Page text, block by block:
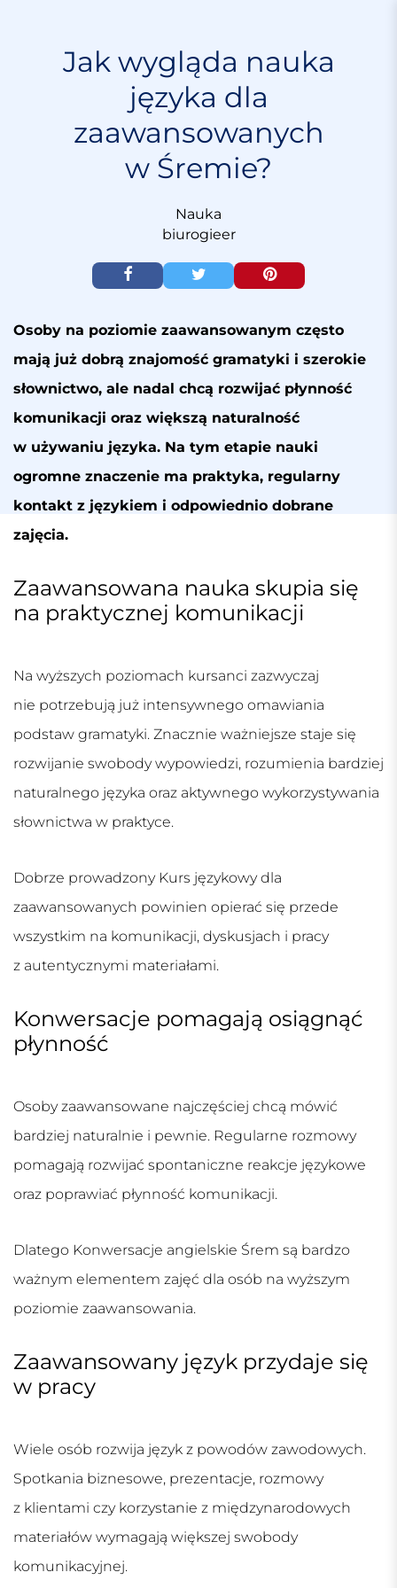
Jak wygląda nauka
języka dla
zaawansowanych
w Śremie?
Nauka
biurogieer
Osoby na poziomie zaawansowanym często
mają już dobrą znajomość gramatyki i szerokie
słownictwo, ale nadal chcą rozwijać płynność
komunikacji oraz większą naturalność
w używaniu języka. Na tym etapie nauki
ogromne znaczenie ma praktyka, regularny
kontakt z językiem i odpowiednio dobrane
zajęcia.
Zaawansowana nauka skupia się
na praktycznej komunikacji
Na wyższych poziomach kursanci zazwyczaj
nie potrzebują już intensywnego omawiania
podstaw gramatyki. Znacznie ważniejsze staje się
rozwijanie swobody wypowiedzi, rozumienia bardziej
naturalnego języka oraz aktywnego wykorzystywania
słownictwa w praktyce.
Dobrze prowadzony Kurs językowydla
zaawansowanych powinien opierać się przede
wszystkim na komunikacji, dyskusjach i pracy
z autentycznymi materiałami.
Konwersacje pomagają osiągnąć
płynność
Osoby zaawansowane najczęściej chcą mówić
bardziej naturalnie i pewnie. Regularne rozmowy
pomagają rozwijać spontaniczne reakcje językowe
oraz poprawiać płynność komunikacji.
Dlatego Konwersacje angielskie Śrem są bardzo
ważnym elementem zajęć dla osób na wyższym
poziomie zaawansowania.
Zaawansowany język przydaje się
w pracy
Wiele osób rozwija język z powodów zawodowych.
Spotkania biznesowe, prezentacje, rozmowy
z klientami czy korzystanie z międzynarodowych
materiałów wymagają większej swobody
komunikacyjnej.